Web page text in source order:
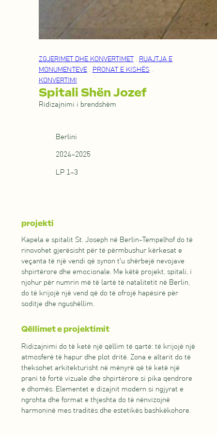
ZGJERIMET DHE KONVERTIMET , RUAJTJA E
MONUMENTEVE , PRONAT E KISHËS ,
KONVERTIMI
Spitali Shën Jozef
Ridizajnimi i brendshëm
Berlini
2024–2025
LP 1–3
projekti
Kapela e spitalit St. Joseph në Berlin-Tempelhof do të
rinovohet gjerësisht për të përmbushur kërkesat e
veçanta të një vendi që synon t'u shërbejë nevojave
shpirtërore dhe emocionale. Me këtë projekt, spitali, i
njohur për numrin më të lartë të natalitetit në Berlin,
do të krijojë një vend që do të ofrojë hapësirë për
soditje dhe ngushëllim.
Qëllimet e projektimit
Ridizajnimi do të ketë një qëllim të qartë: të krijojë një
atmosferë të hapur dhe plot dritë. Zona e altarit do të
theksohet arkitekturisht në mënyrë që të ketë një
prani të fortë vizuale dhe shpirtërore si pika qendrore
e dhomës. Elementet e dizajnit modern si ngjyrat e
ngrohta dhe format e thjeshta do të nënvizojnë
harmoninë mes traditës dhe estetikës bashkëkohore.